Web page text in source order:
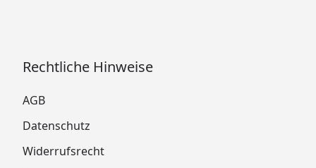
Rechtliche Hinweise
AGB
Datenschutz
Widerrufsrecht